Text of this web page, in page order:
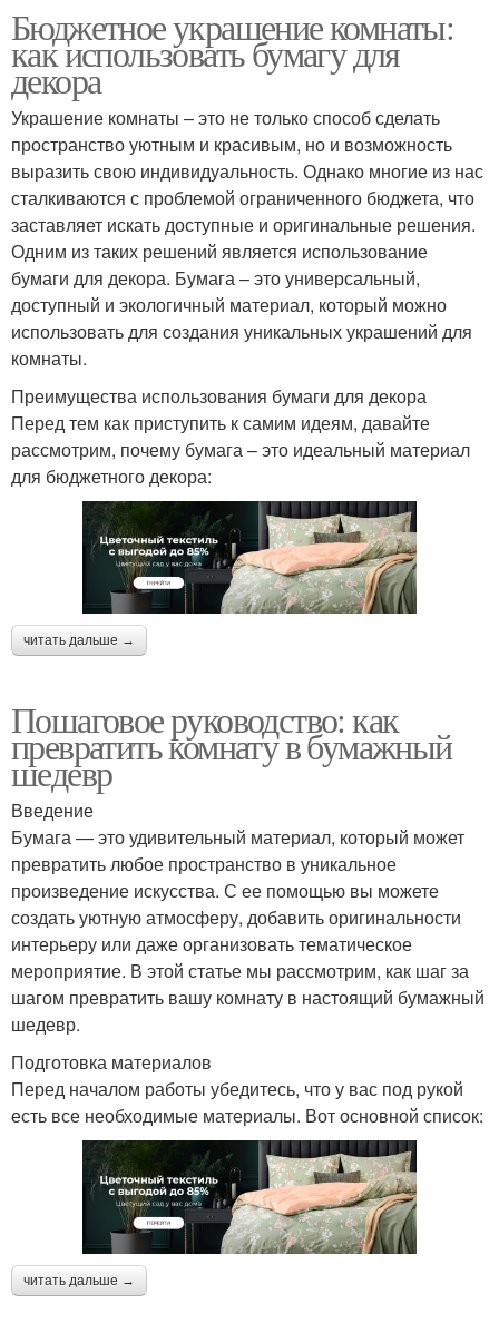
Бюджетное украшение комнаты:
как использовать бумагу для
декора
Украшение комнаты – это не только способ сделать
пространство уютным и красивым, но и возможность
выразить свою индивидуальность. Однако многие из нас
сталкиваются с проблемой ограниченного бюджета, что
заставляет искать доступные и оригинальные решения.
Одним из таких решений является использование
бумаги для декора. Бумага – это универсальный,
доступный и экологичный материал, который можно
использовать для создания уникальных украшений для
комнаты.
Преимущества использования бумаги для декора
Перед тем как приступить к самим идеям, давайте
рассмотрим, почему бумага – это идеальный материал
для бюджетного декора:
читать дальше →
Пошаговое руководство: как
превратить комнату в бумажный
шедевр
Введение
Бумага — это удивительный материал, который может
превратить любое пространство в уникальное
произведение искусства. С ее помощью вы можете
создать уютную атмосферу, добавить оригинальности
интерьеру или даже организовать тематическое
мероприятие. В этой статье мы рассмотрим, как шаг за
шагом превратить вашу комнату в настоящий бумажный
шедевр.
Подготовка материалов
Перед началом работы убедитесь, что у вас под рукой
есть все необходимые материалы. Вот основной список:
читать дальше →